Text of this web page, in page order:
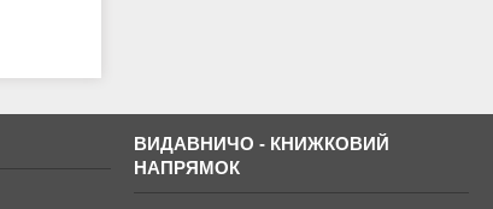
ВИДАВНИЧО - КНИЖКОВИЙ
НАПРЯМОК